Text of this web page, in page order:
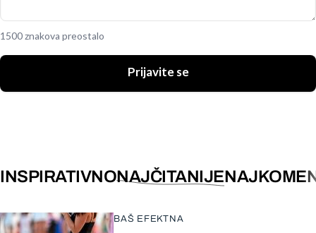
1500 znakova preostalo
Prijavite se
INSPIRATIVNONAJČITANIJE
BAŠ EFEKTNA